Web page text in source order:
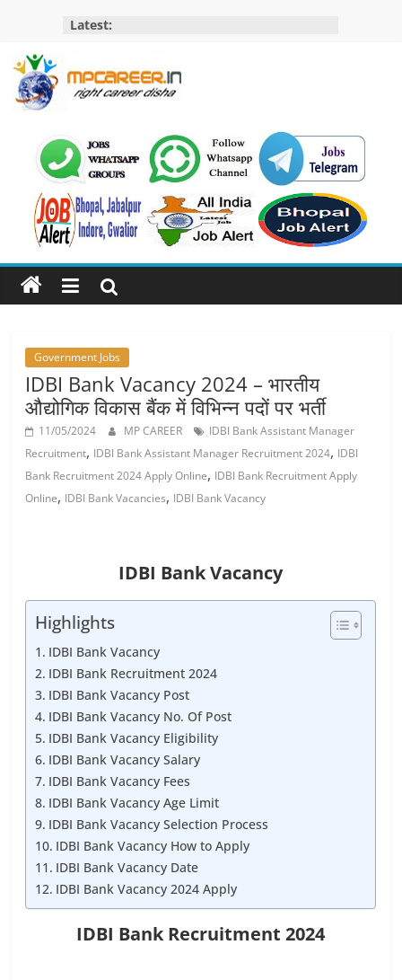
content
Latest:
MP
Career
Jobs
MP
Govt
Job​
Private
Job,
MP
Job
Vacancy
Government Jobs
IDBI Bank Vacancy 2024 – भारतीय
औद्योगिक विकास बैंक में विभिन्‍न पदों पर भर्ती
11/05/2024 MP CAREER
IDBI Bank Assistant Manager
Recruitment, IDBI Bank Assistant Manager Recruitment 2024, IDBI
Bank Recruitment 2024 Apply Online, IDBI Bank Recruitment Apply
Online, IDBI Bank Vacancies, IDBI Bank Vacancy
IDBI Bank Vacancy
Highlights
IDBI Bank Vacancy
IDBI Bank Recruitment 2024
IDBI Bank Vacancy Post
IDBI Bank Vacancy No. Of Post
IDBI Bank Vacancy Eligibility
IDBI Bank Vacancy Salary
IDBI Bank Vacancy Fees
IDBI Bank Vacancy Age Limit
IDBI Bank Vacancy Selection Process
IDBI Bank Vacancy How to Apply
IDBI Bank Vacancy Date
IDBI Bank Vacancy 2024 Apply
IDBI Bank Recruitment 2024